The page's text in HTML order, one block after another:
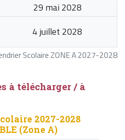
Scolaire ZONE A 2027-2028
29 mai 2028
4 juillet 2028
à télécharger / à
2027-2028
(Zone A)